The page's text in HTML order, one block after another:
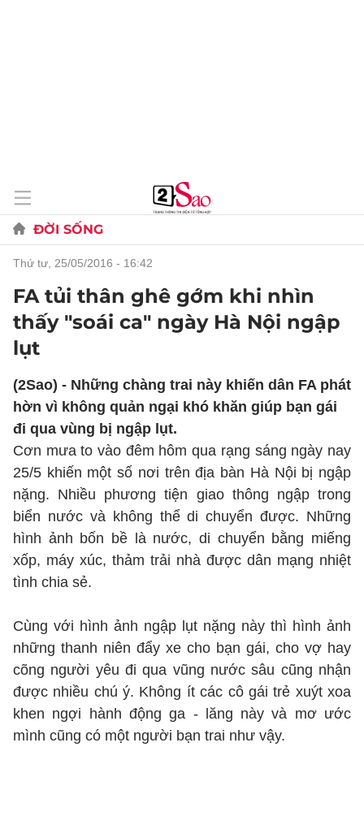
ĐỜI SỐNG
thứ tư, 25/05/2016 - 16:42
FA tủi thân ghê gớm khi nhìn
thấy "soái ca" ngày Hà Nội ngập
lụt
(2Sao) - Những chàng trai này khiến dân FA phát
hờn vì không quản ngại khó khăn giúp bạn gái
đi qua vùng bị ngập lụt.
Cơn mưa to vào đêm hôm qua rạng sáng ngày nay
25/5 khiến một số nơi trên địa bàn Hà Nội bị ngập
nặng. Nhiều phương tiện giao thông ngập trong
biển nước và không thể di chuyển được. Những
hình ảnh bốn bề là nước, di chuyển bằng miếng
xốp, máy xúc, thảm trải nhà được dân mạng nhiệt
tình chia sẻ.
Cùng với hình ảnh ngập lụt nặng này thì hình ảnh
những thanh niên đẩy xe cho bạn gái, cho vợ hay
cõng người yêu đi qua vũng nước sâu cũng nhận
được nhiều chú ý. Không ít các cô gái trẻ xuýt xoa
khen ngợi hành động ga - lăng này và mơ ước
mình cũng có một người bạn trai như vậy.